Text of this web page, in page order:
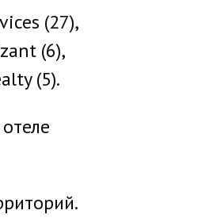
(27),
(6),
(5).